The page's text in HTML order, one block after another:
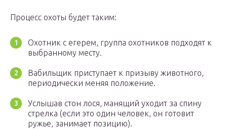
Процесс охоты будет таким:
Охотник с егерем, группа охотников подходят к
выбранному месту.
Вабильщик приступает к призыву животного,
периодически меняя положение.
Услышав стон лося, манящий уходит за спину
стрелка (если это один человек, он готовит
ружье, занимает позицию).